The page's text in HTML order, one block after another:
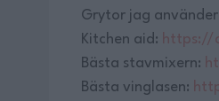
Grytor jag
Kitchen aid: https://
Bästa stavmixern:
Bästa vinglasen: